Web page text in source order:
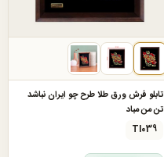
تابلو فرش ورق طلا طرح چو ایران نباشد
تن من مباد
TI039